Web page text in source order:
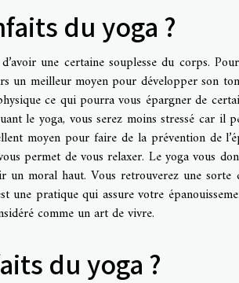
du yoga ?
une certaine souplesse du corps.
un meilleur moyen pour développer son
ce qui pourra vous épargner de
le yoga, vous serez moins stressé car il
moyen pour faire de la prévention de
permet de vous relaxer. Le yoga vous
moral haut. Vous retrouverez une sorte
une pratique qui assure votre
comme un art de vivre.
du yoga ?